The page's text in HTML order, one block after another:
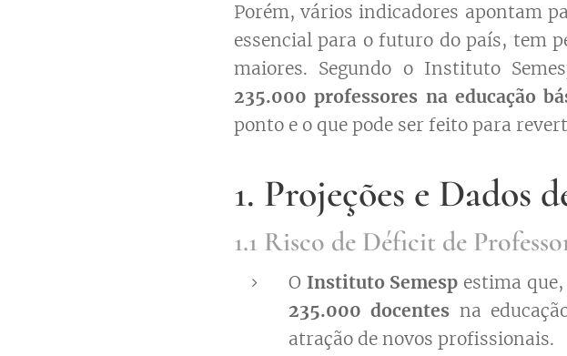
Porém, vários indicadores apontam
essencial para o futuro do país, tem
maiores. Segundo o Instituto
235.000 professores na educação
ponto e o que pode ser feito para
1. Projeções e Dados
1.1 Risco de Déficit de
O Instituto Semesp estima
235.000 docentes na
atração de novos profissionais.